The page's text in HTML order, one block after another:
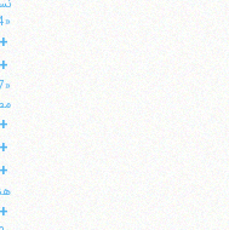
«24» پيام به مردم جهان
+
+
+
+
+
+